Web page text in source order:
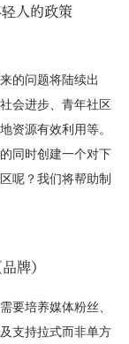
人的政策
的问题将陆续出
会进步、青年社区
资源有效利用等。
同时创建一个对下
呢？我们将帮助制
牌）
要培养媒体粉丝、
支持拉式而非单方